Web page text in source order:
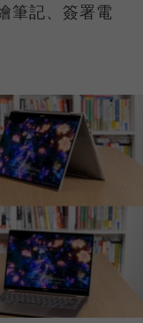
筆記、簽署電